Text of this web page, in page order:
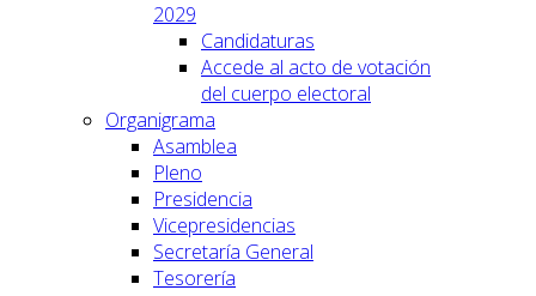
2029
Candidaturas
Accede al acto de votación
del cuerpo electoral
Organigrama
Asamblea
Pleno
Presidencia
Vicepresidencias
Secretaría General
Tesorería